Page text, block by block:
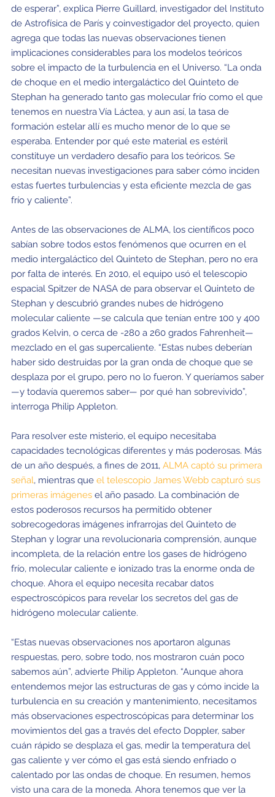
de esperar”, explica Pierre Guillard, investigador del Instituto
de Astrofísica de París y coinvestigador del proyecto, quien
agrega que todas las nuevas observaciones tienen
implicaciones considerables para los modelos teóricos
sobre el impacto de la turbulencia en el Universo. “La onda
de choque en el medio intergaláctico del Quinteto de
Stephan ha generado tanto gas molecular frío como el que
tenemos en nuestra Vía Láctea, y aun así, la tasa de
formación estelar allí es mucho menor de lo que se
esperaba. Entender por qué este material es estéril
constituye un verdadero desafío para los teóricos. Se
necesitan nuevas investigaciones para saber cómo inciden
estas fuertes turbulencias y esta eficiente mezcla de gas
frío y caliente”.
Antes de las observaciones de ALMA, los científicos poco
sabían sobre todos estos fenómenos que ocurren en el
medio intergaláctico del Quinteto de Stephan, pero no era
por falta de interés. En 2010, el equipo usó el telescopio
espacial Spitzer de NASA de para observar el Quinteto de
Stephan y descubrió grandes nubes de hidrógeno
molecular caliente —se calcula que tenían entre 100 y 400
grados Kelvin, o cerca de -280 a 260 grados Fahrenheit—
mezclado en el gas supercaliente. “Estas nubes deberían
haber sido destruidas por la gran onda de choque que se
desplaza por el grupo, pero no lo fueron. Y queríamos saber
—y todavía queremos saber— por qué han sobrevivido”,
interroga Philip Appleton.
Para resolver este misterio, el equipo necesitaba
capacidades tecnológicas diferentes y más poderosas. Más
de un año después, a fines de 2011, ALMA captó su primera
señal, mientras que el telescopio James Webb capturó sus
primeras imágenesel año pasado. La combinación de
estos poderosos recursos ha permitido obtener
sobrecogedoras imágenes infrarrojas del Quinteto de
Stephan y lograr una revolucionaria comprensión, aunque
incompleta, de la relación entre los gases de hidrógeno
frío, molecular caliente e ionizado tras la enorme onda de
choque. Ahora el equipo necesita recabar datos
espectroscópicos para revelar los secretos del gas de
hidrógeno molecular caliente.
“Estas nuevas observaciones nos aportaron algunas
respuestas, pero, sobre todo, nos mostraron cuán poco
sabemos aún”, advierte Philip Appleton. “Aunque ahora
entendemos mejor las estructuras de gas y cómo incide la
turbulencia en su creación y mantenimiento, necesitamos
más observaciones espectroscópicas para determinar los
movimientos del gas a través del efecto Doppler, saber
cuán rápido se desplaza el gas, medir la temperatura del
gas caliente y ver cómo el gas está siendo enfriado o
calentado por las ondas de choque. En resumen, hemos
visto una cara de la moneda. Ahora tenemos que ver la